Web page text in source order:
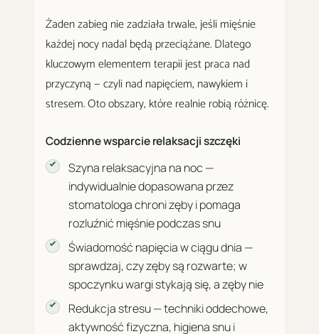
Żaden zabieg nie zadziała trwale, jeśli mięśnie
każdej nocy nadal będą przeciążane. Dlatego
kluczowym elementem terapii jest praca nad
przyczyną — czyli nad napięciem, nawykiem i
stresem. Oto obszary, które realnie robią różnicę.
Codzienne wsparcie relaksacji szczęki
Szyna relaksacyjna na noc —
indywidualnie dopasowana przez
stomatologa chroni zęby i pomaga
rozluźnić mięśnie podczas snu
Świadomość napięcia w ciągu dnia —
sprawdzaj, czy zęby są rozwarte; w
spoczynku wargi stykają się, a zęby nie
Redukcja stresu — techniki oddechowe,
aktywność fizyczna, higiena snu i